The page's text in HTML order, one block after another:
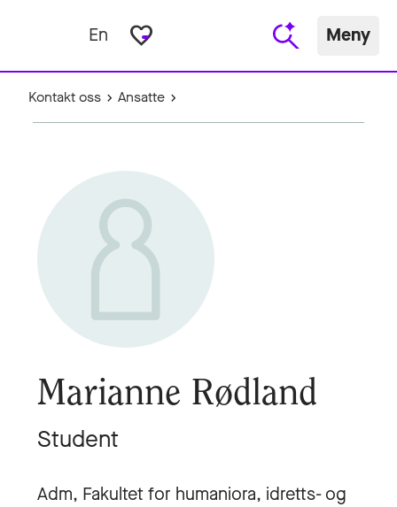
En favorite_border Meny
Kontakt oss Ansatte
Marianne Rødland
Student
Adm, Fakultet for humaniora, idretts- og